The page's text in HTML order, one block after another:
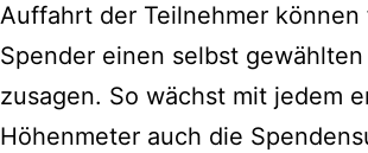
Auffahrt der Teilnehmer
Spender einen selbst gewählten
zusagen. So wächst mit jedem
Höhenmeter auch die